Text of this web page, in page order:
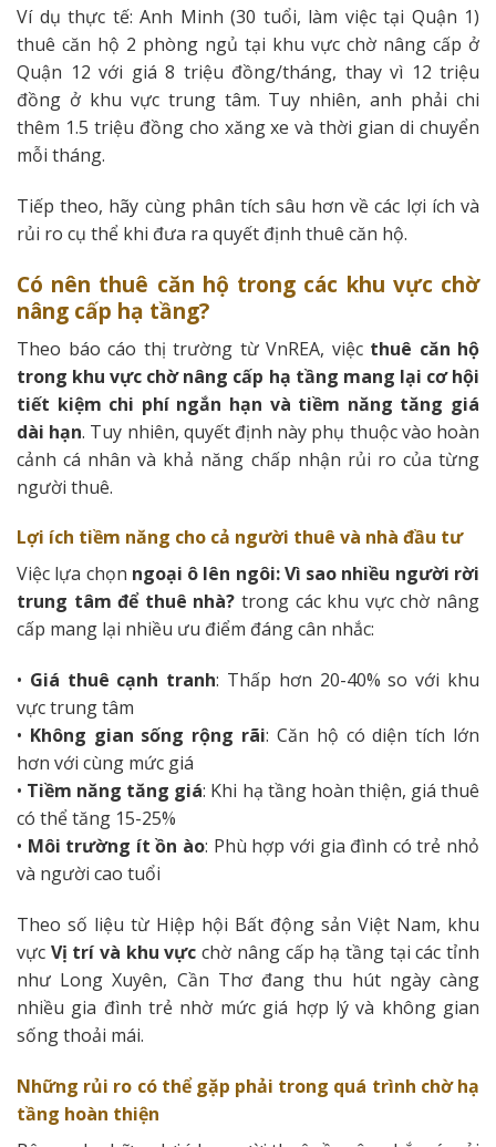
Ví dụ thực tế: Anh Minh (30 tuổi, làm việc tại Quận 1)
thuê căn hộ 2 phòng ngủ tại khu vực chờ nâng cấp ở
Quận 12 với giá 8 triệu đồng/tháng, thay vì 12 triệu
đồng ở khu vực trung tâm. Tuy nhiên, anh phải chi
thêm 1.5 triệu đồng cho xăng xe và thời gian di chuyển
mỗi tháng.
Tiếp theo, hãy cùng phân tích sâu hơn về các lợi ích và
rủi ro cụ thể khi đưa ra quyết định thuê căn hộ.
Có nên thuê căn hộ trong các khu vực chờ
nâng cấp hạ tầng?
Theo báo cáo thị trường từ VnREA, việc thuê căn hộ
trong khu vực chờ nâng cấp hạ tầng mang lại cơ hội
tiết kiệm chi phí ngắn hạn và tiềm năng tăng giá
dài hạn. Tuy nhiên, quyết định này phụ thuộc vào hoàn
cảnh cá nhân và khả năng chấp nhận rủi ro của từng
người thuê.
Lợi ích tiềm năng cho cả người thuê và nhà đầu tư
Việc lựa chọn ngoại ô lên ngôi: Vì sao nhiều người rời
trung tâm để thuê nhà? trong các khu vực chờ nâng
cấp mang lại nhiều ưu điểm đáng cân nhắc:
• Giá thuê cạnh tranh: Thấp hơn 20-40% so với khu
vực trung tâm
• Không gian sống rộng rãi: Căn hộ có diện tích lớn
hơn với cùng mức giá
• Tiềm năng tăng giá: Khi hạ tầng hoàn thiện, giá thuê
có thể tăng 15-25%
• Môi trường ít ồn ào: Phù hợp với gia đình có trẻ nhỏ
và người cao tuổi
Theo số liệu từ Hiệp hội Bất động sản Việt Nam, khu
vực Vị trí và khu vực chờ nâng cấp hạ tầng tại các tỉnh
như Long Xuyên, Cần Thơ đang thu hút ngày càng
nhiều gia đình trẻ nhờ mức giá hợp lý và không gian
sống thoải mái.
Những rủi ro có thể gặp phải trong quá trình chờ hạ
tầng hoàn thiện